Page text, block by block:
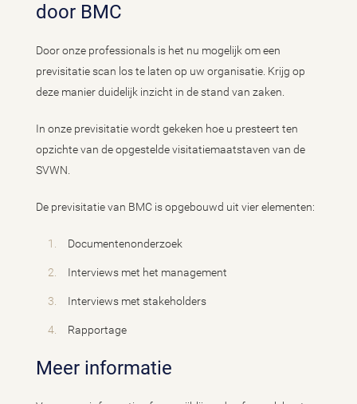
door BMC
Door onze professionals is het nu mogelijk om een
previsitatie scan los te laten op uw organisatie. Krijg op
deze manier duidelijk inzicht in de stand van zaken.
In onze previsitatie wordt gekeken hoe u presteert ten
opzichte van de opgestelde visitatiemaatstaven van de
SVWN.
De previsitatie van BMC is opgebouwd uit vier elementen:
Documentenonderzoek
Interviews met het management
Interviews met stakeholders
Rapportage
Meer informatie